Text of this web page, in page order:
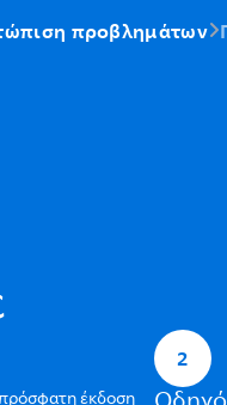
προβλημάτων
πρόσφατη έκδοση
2